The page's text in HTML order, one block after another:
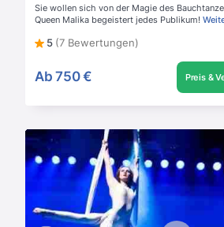
Sie wollen sich von der Magie des
Queen Malika begeistert jedes Publikum!
5 (7 Bewertungen)
Ab 750 € Preis &